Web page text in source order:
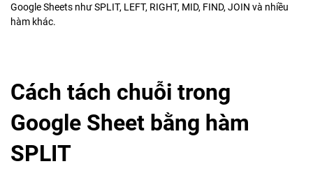
Google Sheets như SPLIT, LEFT, RIGHT, MID, FIND, JOIN và nhiều
hàm khác.
Cách tách chuỗi trong
Google Sheet bằng hàm
SPLIT